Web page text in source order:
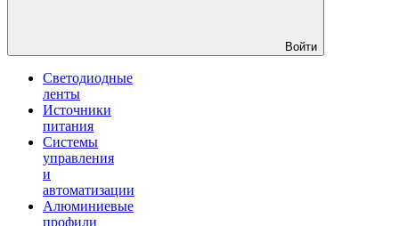
Войти
Светодиодные
ленты
Источники
питания
Системы
управления
и
автоматизации
Алюминиевые
профили